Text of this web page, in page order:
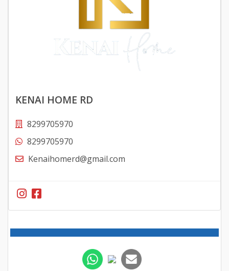
KENAI HOME RD
8299705970
8299705970
Kenaihomerd@gmail.com